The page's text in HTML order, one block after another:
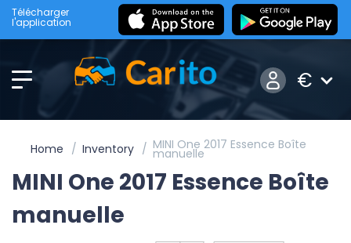
Télécharger
l'application
€
Home Inventory MINI One 2017 Essence Boîte
manuelle
MINI One 2017 Essence Boîte
manuelle